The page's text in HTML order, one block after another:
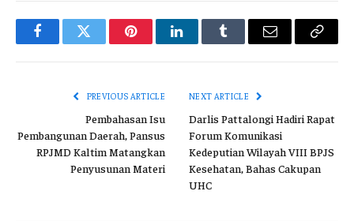
FacebookTwitter PinterestLinkedInTumblr Email
Copy
PREVIOUS ARTICLE
Pembahasan Isu
Pembangunan Daerah, Pansus
RPJMD Kaltim Matangkan
Penyusunan Materi
NEXT ARTICLE
Darlis Pattalongi Hadiri Rapat
Forum Komunikasi
Kedeputian Wilayah VIII BPJS
Kesehatan, Bahas Cakupan
UHC